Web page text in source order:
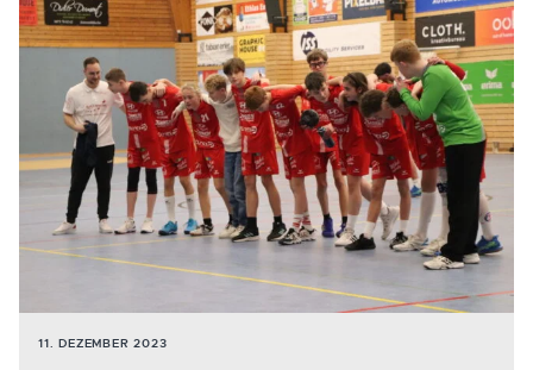
11. DEZEMBER 2023